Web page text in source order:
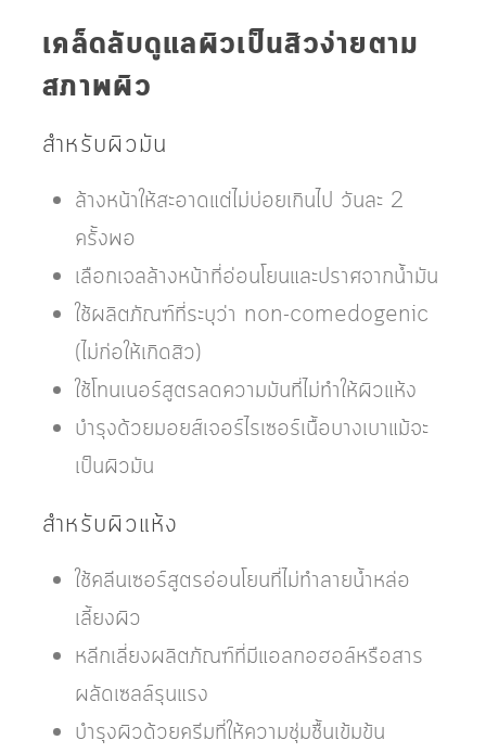
เคล็ดลับดูแลผิวเป็นสิวง่ายตาม
สภาพผิว
สำหรับผิวมัน
ล้างหน้าให้สะอาดแต่ไม่บ่อยเกินไป วันละ 2
ครั้งพอ
เลือกเจลล้างหน้าที่อ่อนโยนและปราศจากน้ำมัน
ใช้ผลิตภัณฑ์ที่ระบุว่า non-comedogenic
(ไม่ก่อให้เกิดสิว)
ใช้โทนเนอร์สูตรลดความมันที่ไม่ทำให้ผิวแห้ง
บำรุงด้วยมอยส์เจอร์ไรเซอร์เนื้อบางเบาแม้จะ
เป็นผิวมัน
สำหรับผิวแห้ง
ใช้คลีนเซอร์สูตรอ่อนโยนที่ไม่ทำลายน้ำหล่อ
เลี้ยงผิว
หลีกเลี่ยงผลิตภัณฑ์ที่มีแอลกอฮอล์หรือสาร
ผลัดเซลล์รุนแรง
บำรุงผิวด้วยครีมที่ให้ความชุ่มชื้นเข้มข้น